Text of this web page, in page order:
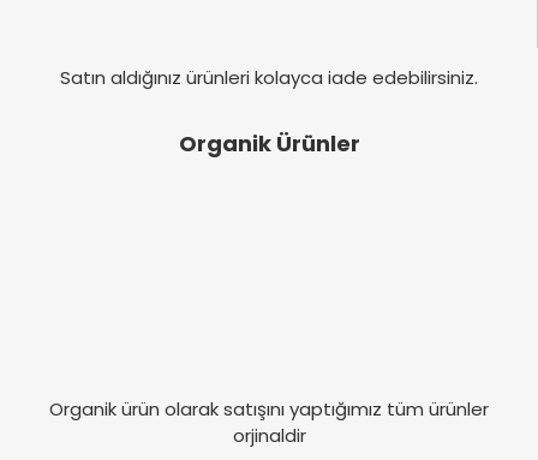
Satın aldığınız ürünleri kolayca iade edebilirsiniz.
Organik Ürünler
Organik ürün olarak satışını yaptığımız tüm ürünler
orjinaldir